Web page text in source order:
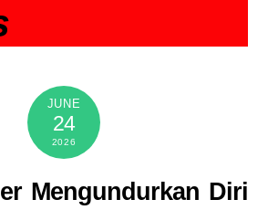
JUNE
24
2026
Mengundurkan Diri